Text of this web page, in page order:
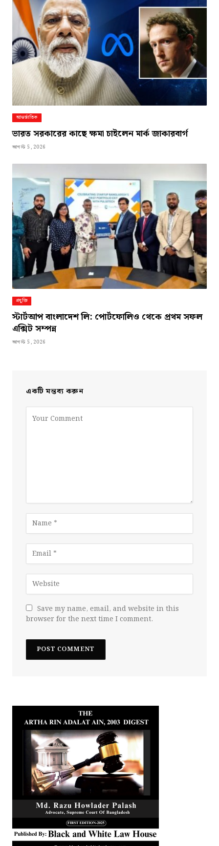
আন্তর্জাতিক
ভারত সরকারের কাছে ক্ষমা চাইলেন মার্ক জাকারবার্গ
আগস্ট 5, 2026
প্রযুক্তি
স্টার্টআপ বাংলাদেশ লি: পোর্টফোলিও থেকে প্রথম সফল
এক্সিট সম্পন্ন
আগস্ট 5, 2026
একটি মন্তব্য করুন
Save my name, email, and website in this
browser for the next time I comment.